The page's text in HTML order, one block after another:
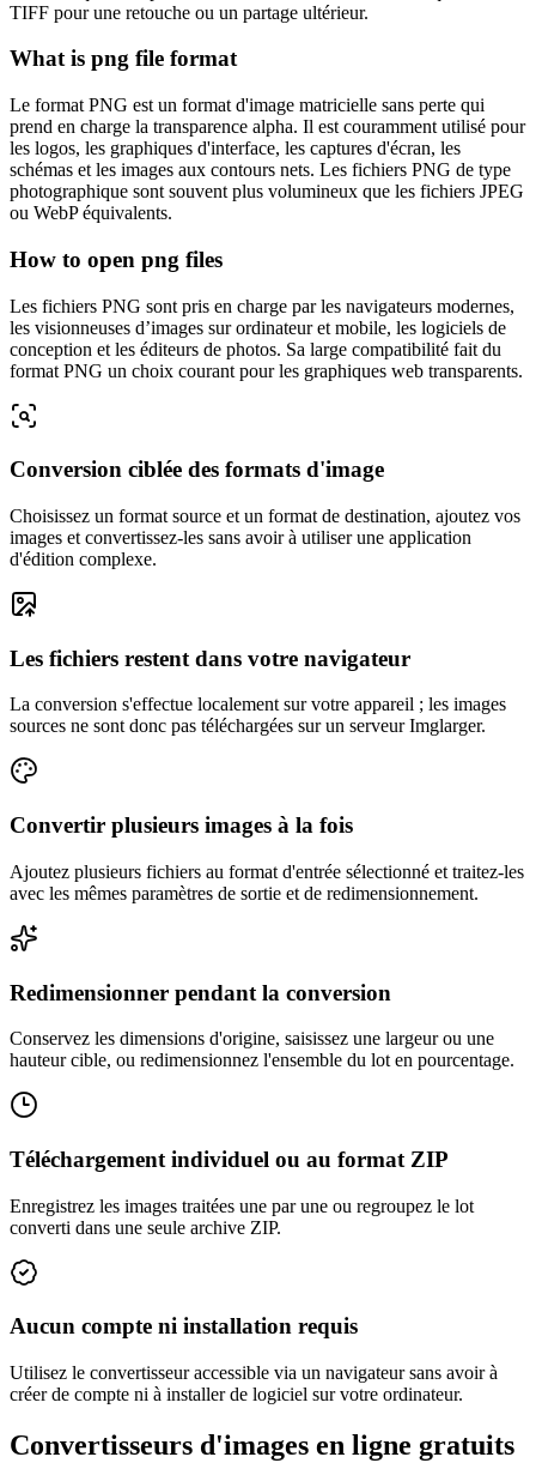
TIFF pour une retouche ou un partage ultérieur.
What is png file format
Le format PNG est un format d'image matricielle sans perte qui
prend en charge la transparence alpha. Il est couramment utilisé pour
les logos, les graphiques d'interface, les captures d'écran, les
schémas et les images aux contours nets. Les fichiers PNG de type
photographique sont souvent plus volumineux que les fichiers JPEG
ou WebP équivalents.
How to open png files
Les fichiers PNG sont pris en charge par les navigateurs modernes,
les visionneuses d’images sur ordinateur et mobile, les logiciels de
conception et les éditeurs de photos. Sa large compatibilité fait du
format PNG un choix courant pour les graphiques web transparents.
Conversion ciblée des formats d'image
Choisissez un format source et un format de destination, ajoutez vos
images et convertissez-les sans avoir à utiliser une application
d'édition complexe.
Les fichiers restent dans votre navigateur
La conversion s'effectue localement sur votre appareil ; les images
sources ne sont donc pas téléchargées sur un serveur Imglarger.
Convertir plusieurs images à la fois
Ajoutez plusieurs fichiers au format d'entrée sélectionné et traitez-les
avec les mêmes paramètres de sortie et de redimensionnement.
Redimensionner pendant la conversion
Conservez les dimensions d'origine, saisissez une largeur ou une
hauteur cible, ou redimensionnez l'ensemble du lot en pourcentage.
Téléchargement individuel ou au format ZIP
Enregistrez les images traitées une par une ou regroupez le lot
converti dans une seule archive ZIP.
Aucun compte ni installation requis
Utilisez le convertisseur accessible via un navigateur sans avoir à
créer de compte ni à installer de logiciel sur votre ordinateur.
Convertisseurs d'images en ligne gratuits